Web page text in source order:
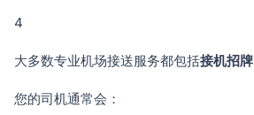
4
大多数专业机场接送服务都包括接机招牌
您的司机通常会：